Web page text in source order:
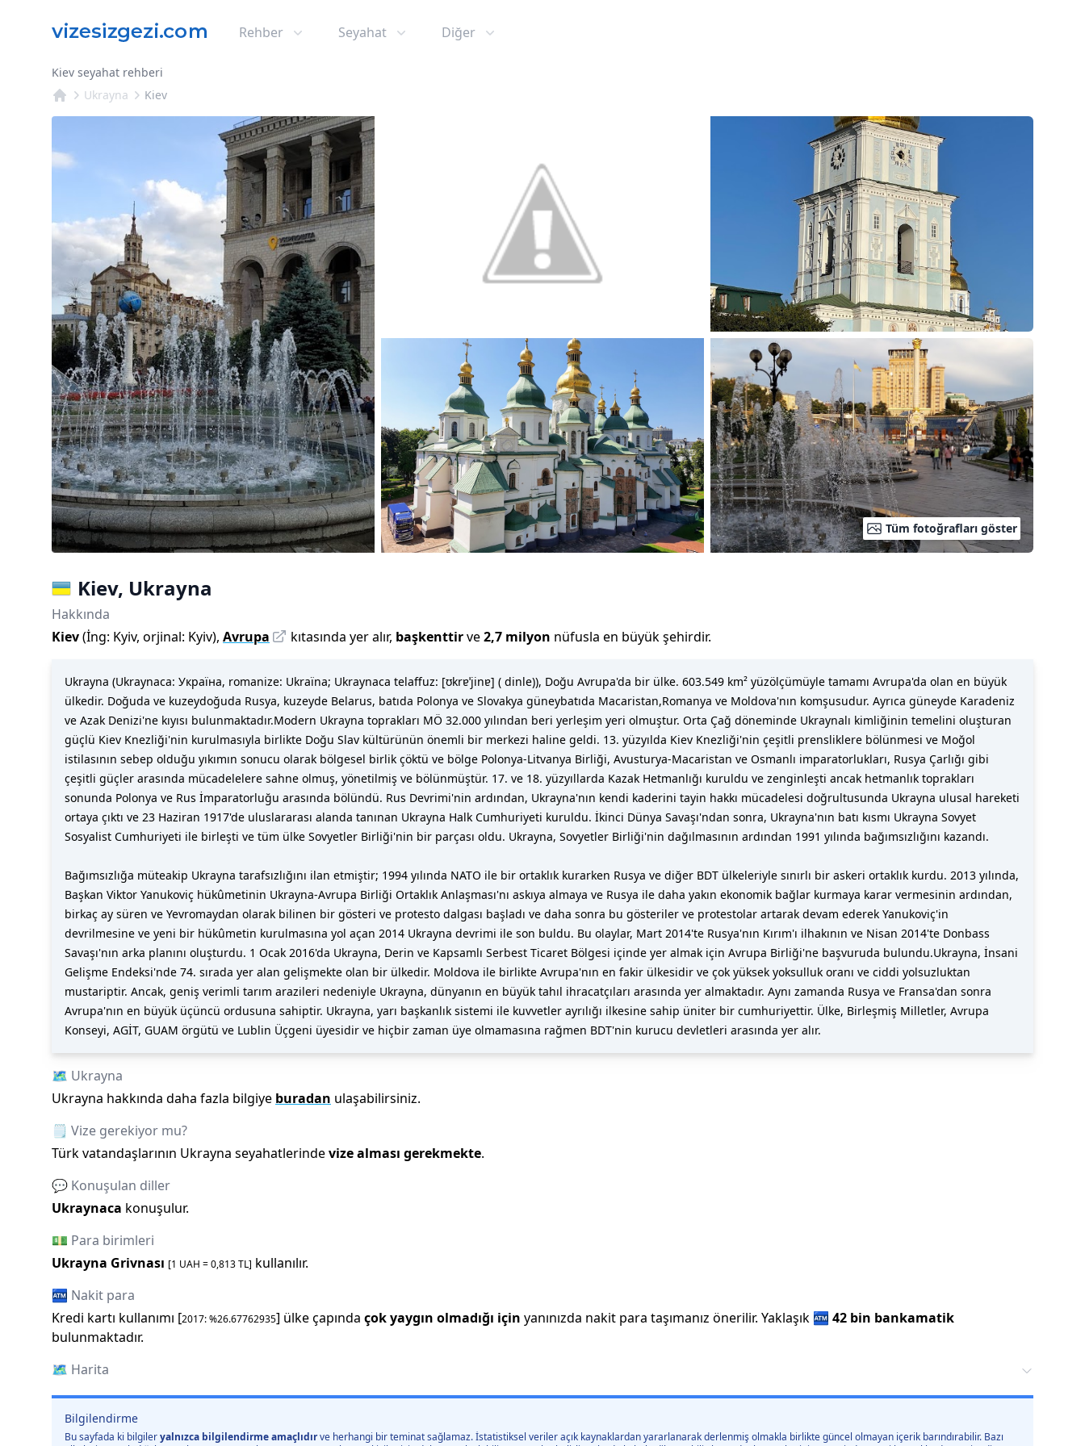
Rehber Seyahat Diğer
Kiev seyahat rehberi
Ukrayna
Kiev
Tüm fotoğrafları göster
Kiev, Ukrayna
Hakkında
Kiev(İng: Kyiv, orjinal: Kyiv), Avrupa kıtasında yer alır, başkenttirve2,7 milyon nüfusla en büyük şehirdir.
Ukrayna (Ukraynaca: Україна, romanize: Ukraïna; Ukraynaca telaffuz: [ʊkrɐˈjinɐ] ( dinle)), Doğu Avrupa'da bir ülke. 603.549 km² yüzölçümüyle tamamı Avrupa'da olan en büyük
ülkedir. Doğuda ve kuzeydoğuda Rusya, kuzeyde Belarus, batıda Polonya ve Slovakya güneybatıda Macaristan,Romanya ve Moldova'nın komşusudur. Ayrıca güneyde Karadeniz
ve Azak Denizi'ne kıyısı bulunmaktadır.Modern Ukrayna toprakları MÖ 32.000 yılından beri yerleşim yeri olmuştur. Orta Çağ döneminde Ukraynalı kimliğinin temelini oluşturan
güçlü Kiev Knezliği'nin kurulmasıyla birlikte Doğu Slav kültürünün önemli bir merkezi haline geldi. 13. yüzyılda Kiev Knezliği'nin çeşitli prensliklere bölünmesi ve Moğol
istilasının sebep olduğu yıkımın sonucu olarak bölgesel birlik çöktü ve bölge Polonya-Litvanya Birliği, Avusturya-Macaristan ve Osmanlı imparatorlukları, Rusya Çarlığı gibi
çeşitli güçler arasında mücadelelere sahne olmuş, yönetilmiş ve bölünmüştür. 17. ve 18. yüzyıllarda Kazak Hetmanlığı kuruldu ve zenginleşti ancak hetmanlık toprakları
sonunda Polonya ve Rus İmparatorluğu arasında bölündü. Rus Devrimi'nin ardından, Ukrayna'nın kendi kaderini tayin hakkı mücadelesi doğrultusunda Ukrayna ulusal hareketi
ortaya çıktı ve 23 Haziran 1917'de uluslararası alanda tanınan Ukrayna Halk Cumhuriyeti kuruldu. İkinci Dünya Savaşı'ndan sonra, Ukrayna'nın batı kısmı Ukrayna Sovyet
Sosyalist Cumhuriyeti ile birleşti ve tüm ülke Sovyetler Birliği'nin bir parçası oldu. Ukrayna, Sovyetler Birliği'nin dağılmasının ardından 1991 yılında bağımsızlığını kazandı.
Bağımsızlığa müteakip Ukrayna tarafsızlığını ilan etmiştir; 1994 yılında NATO ile bir ortaklık kurarken Rusya ve diğer BDT ülkeleriyle sınırlı bir askeri ortaklık kurdu. 2013 yılında,
Başkan Viktor Yanukoviç hükûmetinin Ukrayna-Avrupa Birliği Ortaklık Anlaşması'nı askıya almaya ve Rusya ile daha yakın ekonomik bağlar kurmaya karar vermesinin ardından,
birkaç ay süren ve Yevromaydan olarak bilinen bir gösteri ve protesto dalgası başladı ve daha sonra bu gösteriler ve protestolar artarak devam ederek Yanukoviç'in
devrilmesine ve yeni bir hükûmetin kurulmasına yol açan 2014 Ukrayna devrimi ile son buldu. Bu olaylar, Mart 2014'te Rusya'nın Kırım'ı ilhakının ve Nisan 2014'te Donbass
Savaşı'nın arka planını oluşturdu. 1 Ocak 2016'da Ukrayna, Derin ve Kapsamlı Serbest Ticaret Bölgesi içinde yer almak için Avrupa Birliği'ne başvuruda bulundu.Ukrayna, İnsani
Gelişme Endeksi'nde 74. sırada yer alan gelişmekte olan bir ülkedir. Moldova ile birlikte Avrupa'nın en fakir ülkesidir ve çok yüksek yoksulluk oranı ve ciddi yolsuzluktan
mustariptir. Ancak, geniş verimli tarım arazileri nedeniyle Ukrayna, dünyanın en büyük tahıl ihracatçıları arasında yer almaktadır. Aynı zamanda Rusya ve Fransa'dan sonra
Avrupa'nın en büyük üçüncü ordusuna sahiptir. Ukrayna, yarı başkanlık sistemi ile kuvvetler ayrılığı ilkesine sahip üniter bir cumhuriyettir. Ülke, Birleşmiş Milletler, Avrupa
Konseyi, AGİT, GUAM örgütü ve Lublin Üçgeni üyesidir ve hiçbir zaman üye olmamasına rağmen BDT'nin kurucu devletleri arasında yer alır.
🗺️ Ukrayna
Ukrayna hakkında daha fazla bilgiye buradan ulaşabilirsiniz.
🗒️ Vize gerekiyor mu?
Türk vatandaşlarının Ukrayna seyahatlerindevize alması gerekmekte.
💬 Konuşulan diller
Ukraynaca konuşulur.
💵 Para birimleri
Ukrayna Grivnası [1 UAH =0,813TL] kullanılır.
🏧 Nakit para
Kredi kartı kullanımı [2017: %26.67762935] ülke çapında çok yaygın olmadığı için yanınızda nakit para taşımanız önerilir. Yaklaşık 🏧 42 bin bankamatik
bulunmaktadır.
🗺️ Harita
Bilgilendirme
Bu sayfada ki bilgileryalnızca bilgilendirme amaçlıdırve herhangi bir teminat sağlamaz. İstatistiksel veriler açık kaynaklardan yararlanarak derlenmiş olmakla birlikte güncel olmayan içerik barındırabilir. Bazı